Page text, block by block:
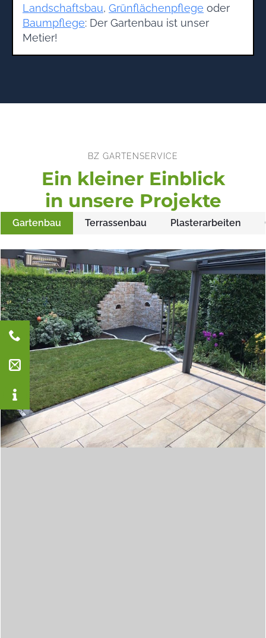
Landschaftsbau, Grünflächenpflege oder
Baumpflege: Der Gartenbau ist unser
Metier!
BZ GARTENSERVICE
Ein kleiner Einblick
in unsere Projekte
Gartenbau Terrassenbau Plasterarbeiten